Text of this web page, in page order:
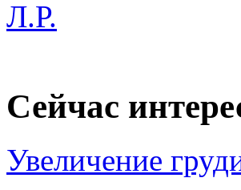
Л.Р.
Сейчас
Увеличение